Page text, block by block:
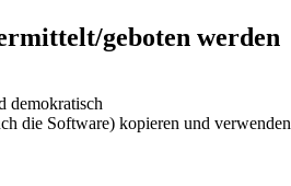
geboten werden
demokratisch
die Software) kopieren und verwenden